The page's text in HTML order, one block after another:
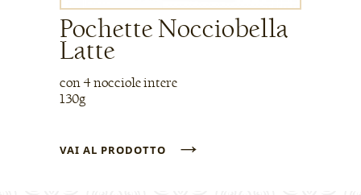
Pochette Nocciobella
Latte
con 4 nocciole intere
130g
VAI AL PRODOTTO →